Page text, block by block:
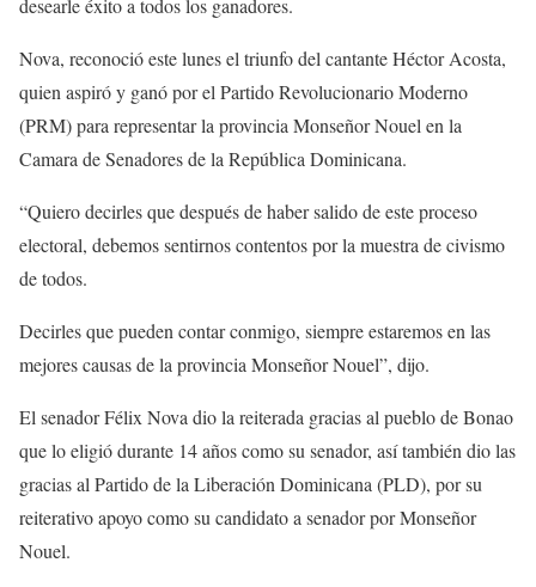
desearle éxito a todos los ganadores.
Nova, reconoció este lunes el triunfo del cantante Héctor Acosta,
quien aspiró y ganó por el Partido Revolucionario Moderno
(PRM) para representar la provincia Monseñor Nouel en la
Camara de Senadores de la República Dominicana.
“Quiero decirles que después de haber salido de este proceso
electoral, debemos sentirnos contentos por la muestra de civismo
de todos.
Decirles que pueden contar conmigo, siempre estaremos en las
mejores causas de la provincia Monseñor Nouel”, dijo.
El senador Félix Nova dio la reiterada gracias al pueblo de Bonao
que lo eligió durante 14 años como su senador, así también dio las
gracias al Partido de la Liberación Dominicana (PLD), por su
reiterativo apoyo como su candidato a senador por Monseñor
Nouel.